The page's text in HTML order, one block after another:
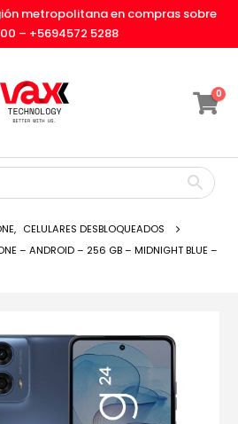
metropolitana en compras sobre
– +5694572 5288
0
, CELULARES DESBLOQUEADOS
– ANDROID – 256 GB – MIDNIGHT BLUE –